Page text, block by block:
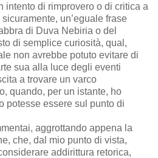
intento di rimprovero o di critica a
un’eguale frase
di Duva Nebiria o del
di semplice curiosità, qual,
non avrebbe potuto evitare di
sua alla luce degli eventi
a trovare un varco
quando, per un istante, ho
potesse essere sul punto di
aggrottando appena la
che, dal mio punto di vista,
addirittura retorica,